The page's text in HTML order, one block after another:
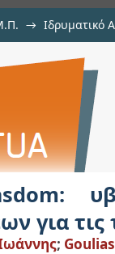
→ Ιδρυματικό
για
;